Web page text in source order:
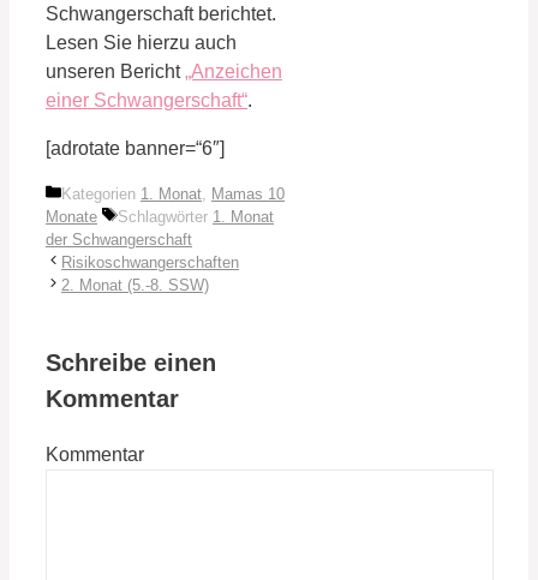
Schwangerschaft berichtet.
Lesen Sie hierzu auch
unseren Bericht„Anzeichen
einer Schwangerschaft“.
[adrotate banner=“6″]
Kategorien 1. Monat
Mamas 10
Monate
Schlagwörter 1. Monat
der Schwangerschaft
Risikoschwangerschaften
2. Monat (5.-8. SSW)
Schreibe einen
Kommentar
Kommentar